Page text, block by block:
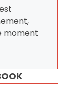
moment